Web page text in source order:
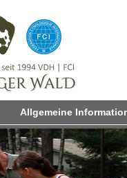
Allgemeine